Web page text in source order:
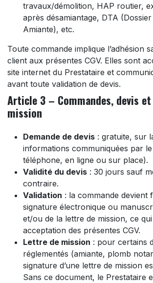
travaux/démolition, HAP routier,
après désamiantage, DTA
Amiante), etc.
Toute commande implique l’adhésion
client aux présentes CGV. Elles sont
site internet du Prestataire et
avant toute validation de devis.
Article 3 – Commandes, devis
mission
Demande de devis : gratuite, sur
informations communiquées par
téléphone, en ligne ou sur place).
Validité du devis : 30 jours sauf
contraire.
Validation : la commande devient
signature électronique ou
et/ou de la lettre de mission, ce
acceptation des présentes CGV.
Lettre de mission : pour certains
réglementés (amiante, plomb
signature d’une lettre de mission
Sans ce document, le Prestataire